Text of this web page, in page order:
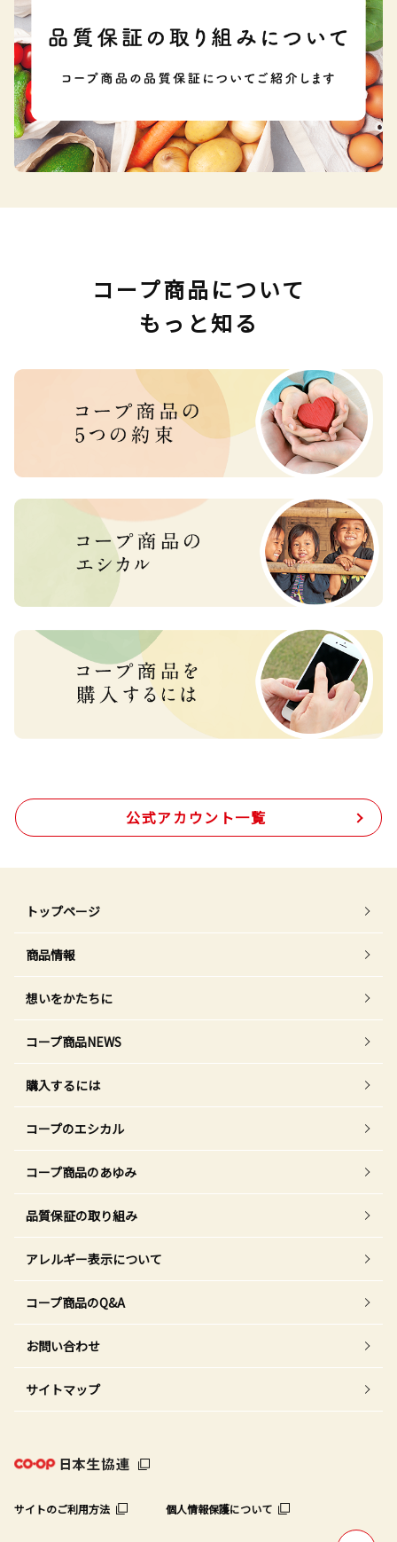
コープ商品について
もっと知る
公式アカウント一覧
トップページ
商品情報
想いをかたちに
コープ商品NEWS
購入するには
コープのエシカル
コープ商品のあゆみ
品質保証の取り組み
アレルギー表示について
コープ商品のQ&A
お問い合わせ
サイトマップ
サイトのご利用方法 個人情報保護について